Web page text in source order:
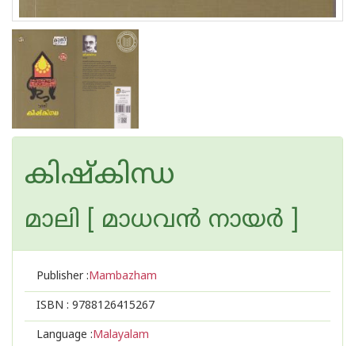
കിഷ്‌കിന്ധ
മാലി [ മാധവന്‍ നായര്‍ ]
Publisher :Mambazham
ISBN : 9788126415267
Language :Malayalam